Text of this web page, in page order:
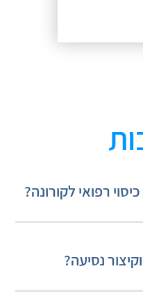
רפואי לקורונה?
נסיעה?